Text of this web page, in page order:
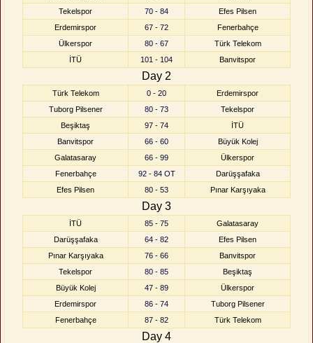
Tekelspor
70 - 84
Efes Pilsen
Erdemirspor
67 - 72
Fenerbahçe
Ülkerspor
80 - 67
Türk Telekom
İTÜ
101 - 104 Banvitspor
Day 2
Türk Telekom 0 - 20
Erdemirspor
Tuborg Pilsener
80 - 73
Tekelspor
Beşiktaş
97 - 74
İTÜ
Banvitspor
66 - 60
Büyük Kolej
Galatasaray
66 - 99
Ülkerspor
Fenerbahçe
92 - 84 OT
Darüşşafaka
Efes Pilsen
80 - 53 Pınar Karşıyaka
Day 3
İTÜ 85 - 75
Galatasaray
Darüşşafaka
64 - 82
Efes Pilsen
Pınar Karşıyaka
76 - 66
Banvitspor
Tekelspor
80 - 85
Beşiktaş
Büyük Kolej
47 - 89
Ülkerspor
Erdemirspor
86 - 74
Tuborg Pilsener
Fenerbahçe
87 - 82 Türk Telekom
Day 4